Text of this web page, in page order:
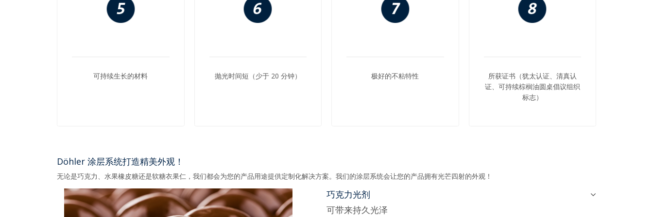
可持续生长的材料 抛光时间短（少于 20 分钟） 极好的不粘特性
所获证书（犹太认证、清真认
证、可持续棕榈油圆桌倡议组织
标志）
Döhler 涂层系统打造精美外观！
无论是巧克力、水果橡皮糖还是软糖衣果仁，我们都会为您的产品用途提供定制化解决方案。我们的涂层系统会让您的产品拥有光芒四射的外观！
巧克力光剂
可带来持久光泽